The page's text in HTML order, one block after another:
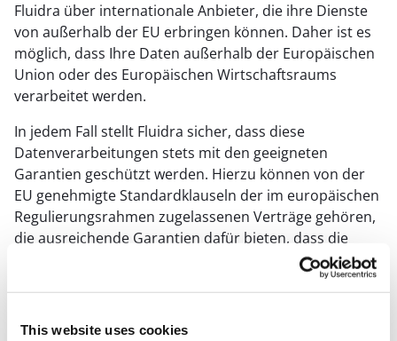
This website uses cookies
Fluidra über internationale Anbieter, die ihre Dienste
von außerhalb der EU erbringen können. Daher ist es
möglich, dass Ihre Daten außerhalb der Europäischen
Union oder des Europäischen Wirtschaftsraums
verarbeitet werden.
In jedem Fall stellt Fluidra sicher, dass diese
Datenverarbeitungen stets mit den geeigneten
Garantien geschützt werden. Hierzu können von der
EU genehmigte Standardklauseln der im europäischen
Regulierungsrahmen zugelassenen Verträge gehören,
die ausreichende Garantien dafür bieten, dass die
Verarbeitung die Anforderungen der Europäischen
Datenschutzverordnung erfüllt, sowie Zertifizierungen